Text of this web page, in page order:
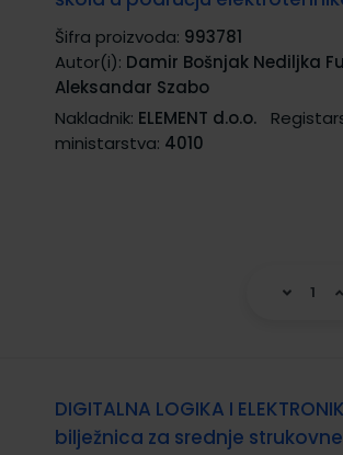
Šifra proizvoda: 993781
Autor(i): Damir Bošnjak Nediljka
Aleksandar Szabo
Nakladnik: ELEMENT d.o.o.
ministarstva: 4010
DIGITALNA LOGIKA I
bilježnica za srednje